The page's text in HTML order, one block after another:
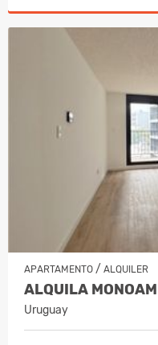
APARTAMENTO / ALQUILER
ALQUILA
Uruguay